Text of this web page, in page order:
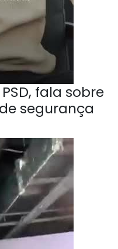
fala sobre
segurança